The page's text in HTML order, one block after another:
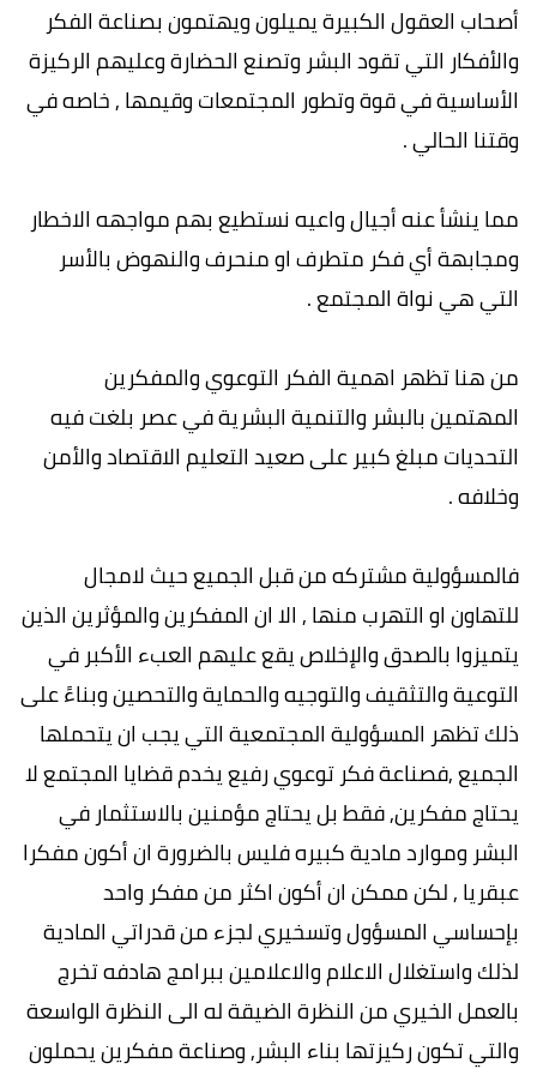
أصحاب العقول الكبيرة يميلون ويهتمون بصناعة الفكر
والأفكار التي تقود البشر وتصنع الحضارة وعليهم الركيزة
الأساسية في قوة وتطور المجتمعات وقيمها , خاصه في
وقتنا الحالي .
مما ينشأ عنه أجيال واعيه نستطيع بهم مواجهه الاخطار
ومجابهة أي فكر متطرف او منحرف والنهوض بالأسر
التي هي نواة المجتمع .
من هنا تظهر اهمية الفكر التوعوي والمفكرين
المهتمين بالبشر والتنمية البشرية في عصر بلغت فيه
التحديات مبلغ كبير على صعيد التعليم الاقتصاد والأمن
وخلافه .
فالمسؤولية مشتركه من قبل الجميع حيث لامجال
للتهاون او التهرب منها , الا ان المفكرين والمؤثرين الذين
يتميزوا بالصدق والإخلاص يقع عليهم العبء الأكبر في
التوعية والتثقيف والتوجيه والحماية والتحصين وبناءً على
ذلك تظهر المسؤولية المجتمعية التي يجب ان يتحملها
الجميع ,فصناعة فكر توعوي رفيع يخدم قضايا المجتمع لا
يحتاج مفكرين, فقط بل يحتاج مؤمنين بالاستثمار في
البشر وموارد مادية كبيره فليس بالضرورة ان أكون مفكرا
عبقريا , لكن ممكن ان أكون اكثر من مفكر واحد
بإحساسي المسؤول وتسخيري لجزء من قدراتي المادية
لذلك واستغلال الاعلام والاعلامين ببرامج هادفه تخرج
بالعمل الخيري من النظرة الضيقة له الى النظرة الواسعة
والتي تكون ركيزتها بناء البشر, وصناعة مفكرين يحملون